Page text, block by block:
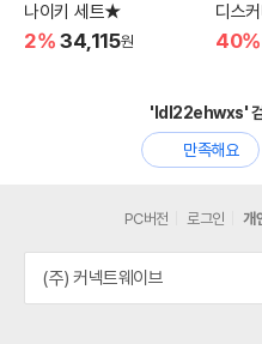
나이키 세트★
2% 34,115원
디스
40%
'ldl22ehwxs' 검
만족해요
PC버전 로그인 개
(주) 커넥트웨이브